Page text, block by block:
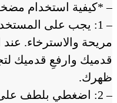
– *كيفية استخدام
– 1: يجب على
مريحة والاسترخاء.
قدميك وارفعِ قدميك
ظهرك.
– 2: اضغطي بلطف